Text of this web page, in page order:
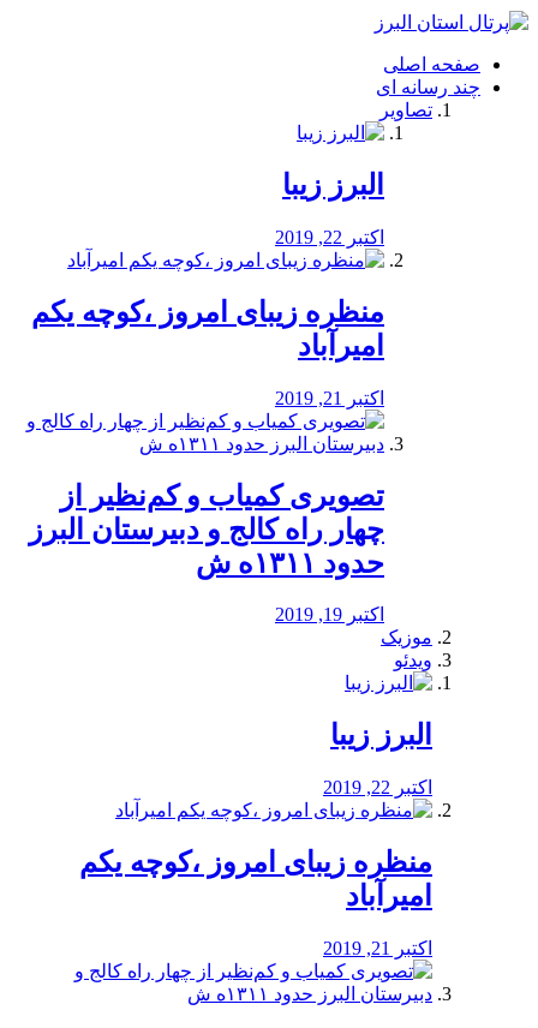
فصد
شرق
تهران
خشکشویی
صفحه اصلی
چند رسانه ای
تصاویر
البرز زیبا
اکتبر 22, 2019
منظره‌‌ زیبای امروز ،کوچه یکم
امیرآباد
اکتبر 21, 2019
️تصویری کمیاب و کم‌نظیر از
چهار راه كالج و دبيرستان البرز
حدود ۱۳۱۱ه ش
اکتبر 19, 2019
موزیک
ویدئو
البرز زیبا
اکتبر 22, 2019
منظره‌‌ زیبای امروز ،کوچه یکم
امیرآباد
اکتبر 21, 2019